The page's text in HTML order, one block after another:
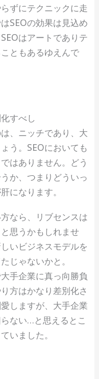
ずにテクニックに走
SEOの効果は見込め
はアートでありテ
ともあるゆえんで
すべし
、ニッチであり、大
う。SEOにおいても
はありません。どう
か、つまりどういっ
になります。
なら、リブセンスは
思うかもしれませ
いビジネスモデルを
じゃないかと。
手企業に真っ向勝負
方はかなり差別化さ
しますが、大手企業
ない…と思えるとこ
いました。